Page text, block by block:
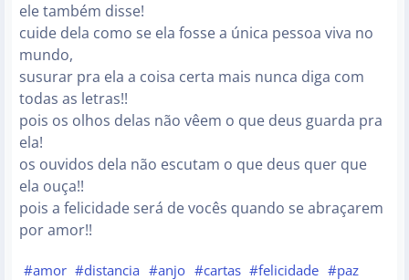
ele também disse!
cuide dela como se ela fosse a única pessoa viva no
mundo,
susurar pra ela a coisa certa mais nunca diga com
todas as letras!!
pois os olhos delas não vêem o que deus guarda pra
ela!
os ouvidos dela não escutam o que deus quer que
ela ouça!!
pois a felicidade será de vocês quando se abraçarem
por amor!!
#amor #distancia #anjo #cartas #felicidade #paz